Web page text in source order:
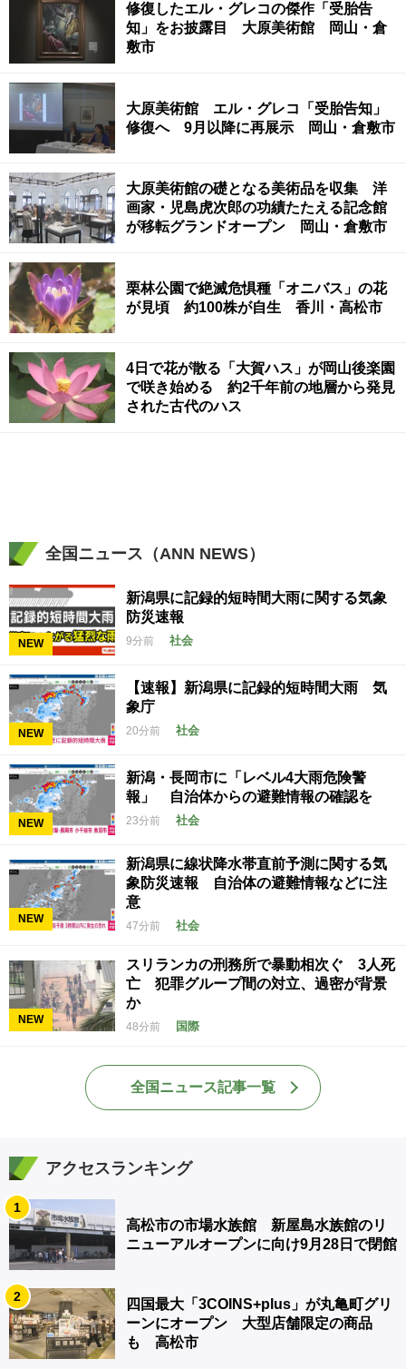
修復したエル・グレコの傑作「受胎告
知」をお披露目 大原美術館 岡山・倉
敷市
大原美術館 エル・グレコ「受胎告知」
修復へ 9月以降に再展示 岡山・倉敷市
大原美術館の礎となる美術品を収集 洋
画家・児島虎次郎の功績たたえる記念館
が移転グランドオープン 岡山・倉敷市
栗林公園で絶滅危惧種「オニバス」の花
が見頃 約100株が自生 香川・高松市
4日で花が散る「大賀ハス」が岡山後楽園
で咲き始める 約2千年前の地層から発見
された古代のハス
全国ニュース（ANN NEWS）
NEW
新潟県に記録的短時間大雨に関する気象
防災速報
9分前 社会
NEW
【速報】新潟県に記録的短時間大雨 気
象庁
20分前 社会
NEW
新潟・長岡市に「レベル4大雨危険警
報」 自治体からの避難情報の確認を
23分前 社会
NEW
新潟県に線状降水帯直前予測に関する気
象防災速報 自治体の避難情報などに注
意
47分前 社会
NEW
スリランカの刑務所で暴動相次ぐ 3人死
亡 犯罪グループ間の対立、過密が背景
か
48分前 国際
全国ニュース記事一覧
アクセスランキング
1
高松市の市場水族館 新屋島水族館のリ
ニューアルオープンに向け9月28日で閉館
2
四国最大「3COINS+plus」が丸亀町グリ
ーンにオープン 大型店舗限定の商品
も 高松市